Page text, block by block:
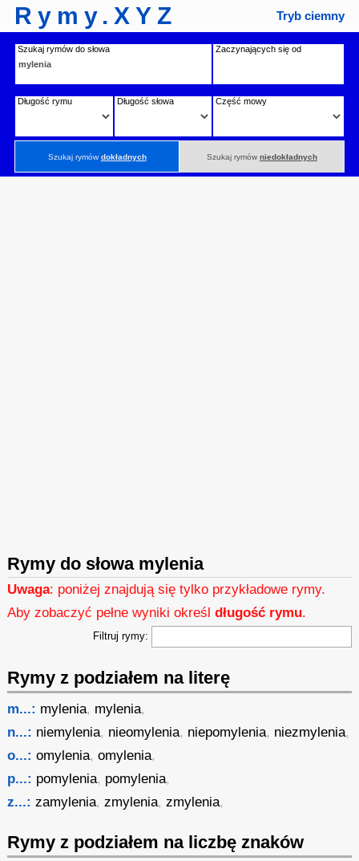
Rymy.XYZ Tryb ciemny
Szukaj rymów do słowa Zaczynających się od
Długość rymu Długość słowa Część mowy
Szukaj rymówdokładnych Szukaj rymów niedokładnych
Rymy do słowa mylenia
Uwaga: poniżej znajdują się tylko przykładowe rymy.
Aby zobaczyć pełne wyniki określdługość rymu.
Filtruj rymy:
Rymy z podziałem na literę
m...: mylenia, mylenia,
n...: niemylenia, nieomylenia, niepomylenia, niezmylenia,
o...: omylenia,omylenia,
p...: pomylenia, pomylenia,
z...: zamylenia,zmylenia,zmylenia,
Rymy z podziałem na liczbę znaków